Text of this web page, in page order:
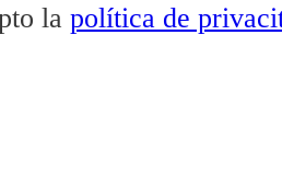
la política de